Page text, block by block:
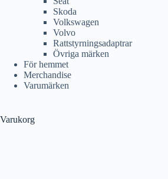
Skoda
Volkswagen
Volvo
Rattstyrningsadaptrar
Övriga märken
För hemmet
Merchandise
Varumärken
Varukorg